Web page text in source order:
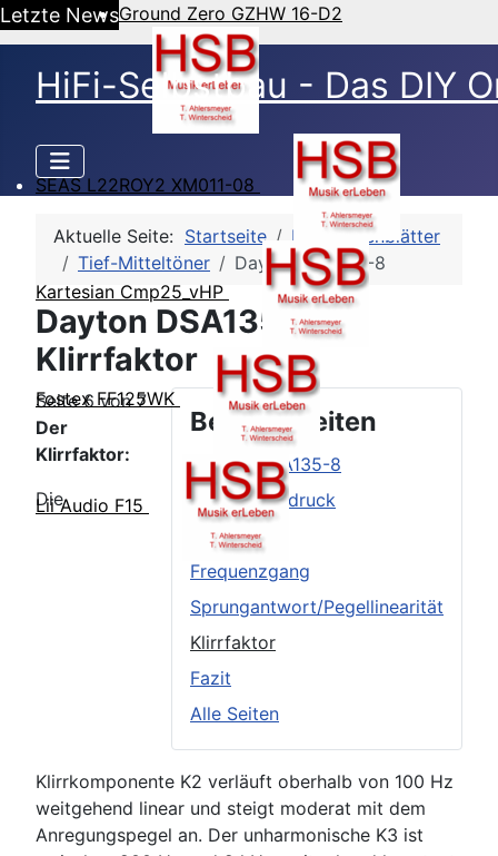
Letzte NewsGround Zero GZHW 16-D2
SEAS L22ROY2 XM011-08
Kartesian Cmp25_vHP
Fostex FF125WK
Lii Audio F15
HiFi-Selbstbau - Das DIY
Aktuelle Seite: Startseite
HSB-Datenblätter
Tief-Mitteltöner
Dayton DSA135-8
Dayton DSA135-8 -
Klirrfaktor
Beitragsseiten
Dayton DSA135-8
Äußerer Eindruck
TSP
Frequenzgang
Sprungantwort/Pegellinearität
Klirrfaktor
Fazit
Alle Seiten
Seite 6 von 7
Der
Klirrfaktor:
Die
Klirrkomponente K2 verläuft oberhalb von 100 Hz
weitgehend linear und steigt moderat mit dem
Anregungspegel an. Der unharmonische K3 ist